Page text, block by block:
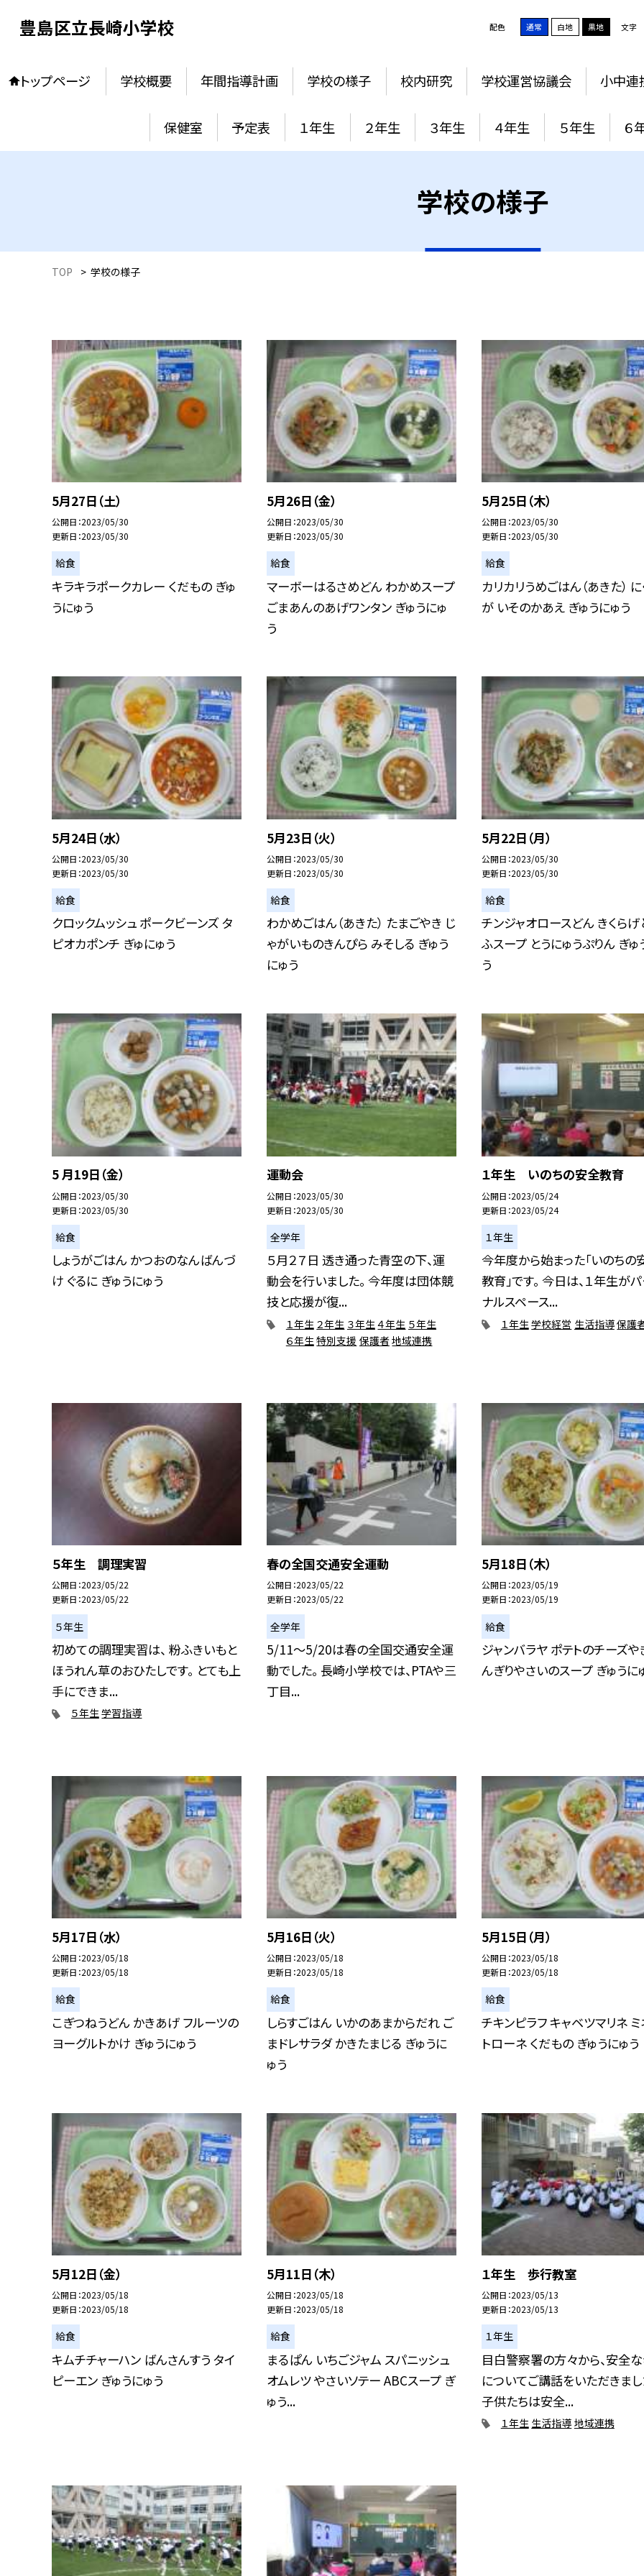
豊島区立長崎小学校 配色 通常 白地 黒地 文字
トップページ 学校概要 年間指導計画 学校の様子 校内研究 学校運営協議会 小中連
保健室 予定表 １年生 ２年生 ３年生 ４年生 ５年生 ６
学校の様子
TOP > 学校の様子
5月27日（土）
公開日 2023/05/30
更新日 2023/05/30
給食
キラキラポークカレー くだもの ぎゅ
うにゅう
5月26日（金）
公開日 2023/05/30
更新日 2023/05/30
給食
マーボーはるさめどん わかめスープ
ごまあんのあげワンタン ぎゅうにゅ
う
5月25日（木）
公開日 2023/05/30
更新日 2023/05/30
給食
カリカリうめごはん（あきた） に
が いそのかあえ ぎゅうにゅう
5月24日（水）
公開日 2023/05/30
更新日 2023/05/30
給食
クロックムッシュ ポークビーンズ タ
ピオカポンチ ぎゅにゅう
5月23日（火）
公開日 2023/05/30
更新日 2023/05/30
給食
わかめごはん（あきた） たまごやき じ
ゃがいものきんぴら みそしる ぎゅう
にゅう
5月22日（月）
公開日 2023/05/30
更新日 2023/05/30
給食
チンジャオロースどん きくらげ
ふスープ とうにゅうぷりん ぎゅ
う
5 月19日（金）
公開日 2023/05/30
更新日 2023/05/30
給食
しょうがごはん かつおのなんばんづ
け ぐるに ぎゅうにゅう
運動会
公開日 2023/05/30
更新日 2023/05/30
全学年
５月２７日 透き通った青空の下、運
動会を行いました。 今年度は団体競
技と応援が復...
１年生 ２年生 ３年生 ４年生 ５年生
６年生 特別支援 保護者地域連携
１年生 いのちの安全教育
公開日 2023/05/24
更新日 2023/05/24
１年生
今年度から始まった「いのちの
教育」です。 今日は、１年生が
ナルスペース...
１年生 学校経営 生活指導保護
５年生 調理実習
公開日 2023/05/22
更新日 2023/05/22
５年生
初めての調理実習は、 粉ふきいもと
ほうれん草のおひたしです。 とても上
手にできま...
５年生学習指導
春の全国交通安全運動
公開日 2023/05/22
更新日 2023/05/22
全学年
5/11〜5/20は春の全国交通安全運
動でした。 長崎小学校では、PTAや三
丁目...
5月18日（木）
公開日 2023/05/19
更新日 2023/05/19
給食
ジャンバラヤ ポテトのチーズや
んぎりやさいのスープ ぎゅうに
5月17日（水）
公開日 2023/05/18
更新日 2023/05/18
給食
こぎつねうどん かきあげ フルーツの
ヨーグルトかけ ぎゅうにゅう
5月16日（火）
公開日 2023/05/18
更新日 2023/05/18
給食
しらすごはん いかのあまからだれ ご
まドレサラダ かきたまじる ぎゅうに
ゅう
5月15日（月）
公開日 2023/05/18
更新日 2023/05/18
給食
チキンピラフ キャベツマリネ
トローネ くだもの ぎゅうにゅう
5月12日（金）
公開日 2023/05/18
更新日 2023/05/18
給食
キムチチャーハン ばんさんすう タイ
ピーエン ぎゅうにゅう
5月11日（木）
公開日 2023/05/18
更新日 2023/05/18
給食
まるぱん いちごジャム スパニッシュ
オムレツ やさいソテー ABCスープ ぎ
ゅう...
１年生 歩行教室
公開日 2023/05/13
更新日 2023/05/13
１年生
目白警察署の方々から、安全
についてご講話をいただきまし
子供たちは安全...
１年生 生活指導 地域連携